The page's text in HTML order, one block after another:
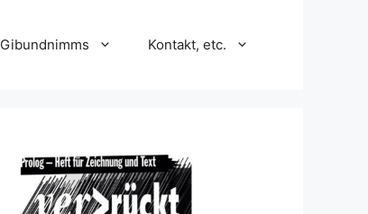
Gibundnimms Kontakt, etc.